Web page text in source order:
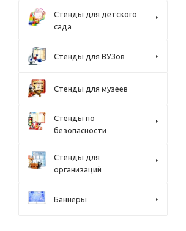
Стенды для детского
сада
Стенды для ВУЗов
Стенды для музеев
Стенды по
безопасности
Стенды для
организаций
Баннеры